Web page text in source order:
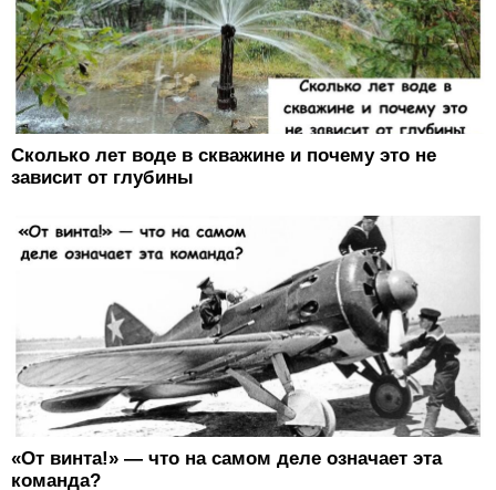
Сколько лет воде в скважине и почему это не
зависит от глубины
«От винта!» — что на самом деле означает эта
команда?